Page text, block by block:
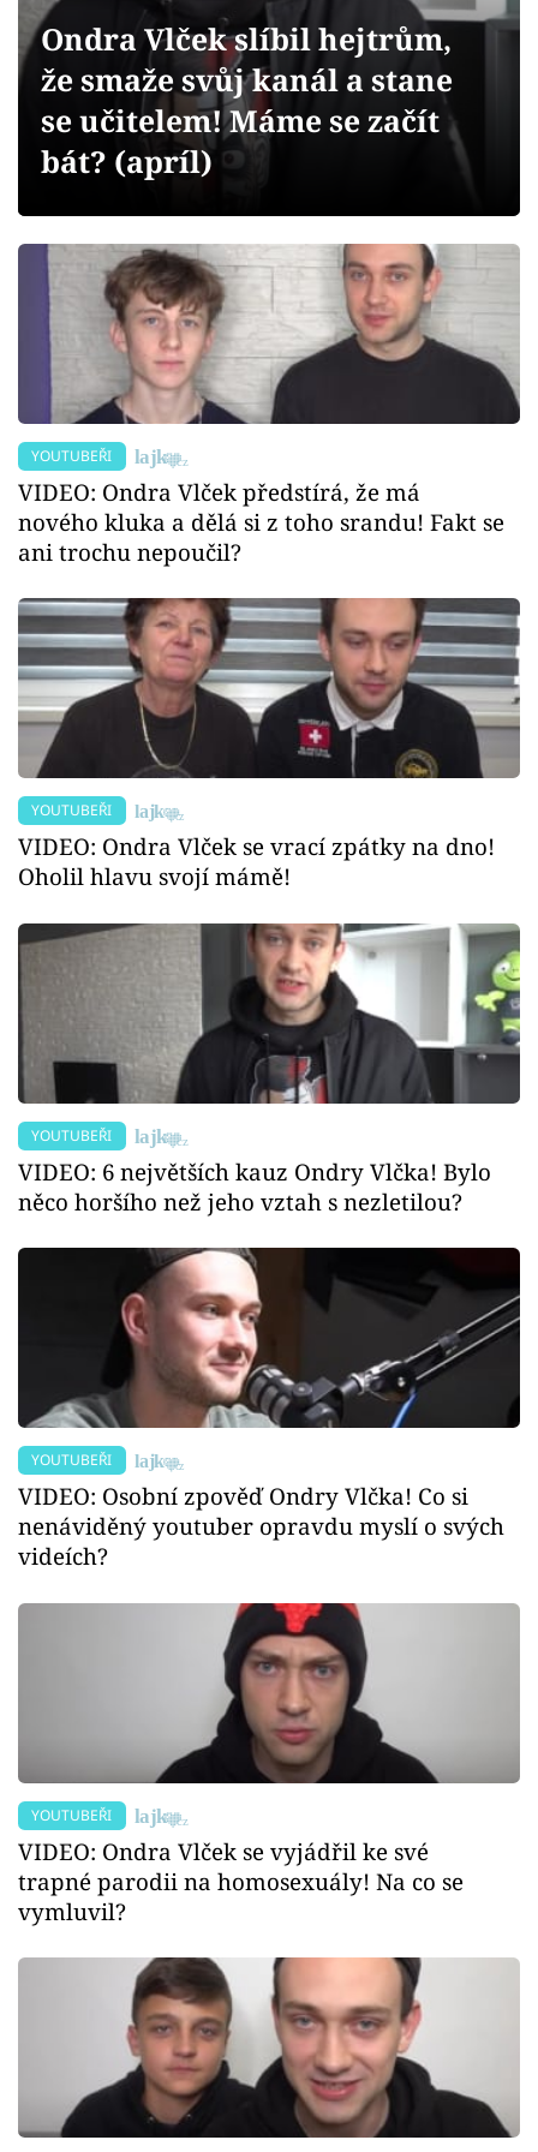
Videa
Sledujte prima+
Sledujte nás
Ondra Vlček slíbil hejtrům,
že smaže svůj kanál a stane
se učitelem! Máme se začít
bát? (apríl)
YOUTUBEŘI
VIDEO: Ondra Vlček předstírá, že má
nového kluka a dělá si z toho srandu! Fakt se
ani trochu nepoučil?
YOUTUBEŘI
VIDEO: Ondra Vlček se vrací zpátky na dno!
Oholil hlavu svojí mámě!
YOUTUBEŘI
VIDEO: 6 největších kauz Ondry Vlčka! Bylo
něco horšího než jeho vztah s nezletilou?
YOUTUBEŘI
VIDEO: Osobní zpověď Ondry Vlčka! Co si
nenáviděný youtuber opravdu myslí o svých
videích?
YOUTUBEŘI
VIDEO: Ondra Vlček se vyjádřil ke své
trapné parodii na homosexuály! Na co se
vymluvil?